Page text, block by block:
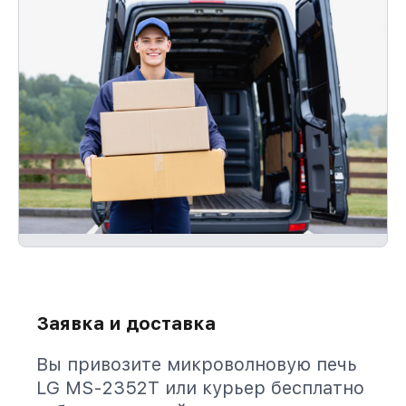
Заявка и доставка
Вы привозите микроволновую печь
LG MS-2352T или курьер бесплатно